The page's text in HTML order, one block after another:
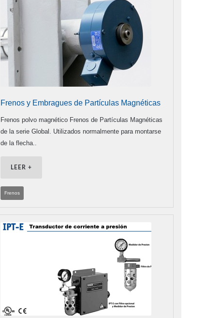
Frenos y Embragues de Partículas Magnéticas
Frenos polvo magnético Frenos de Partículas Magnéticas
de la serie Global. Utilizados normalmente para montarse
de la flecha..
LEER +
Frenos